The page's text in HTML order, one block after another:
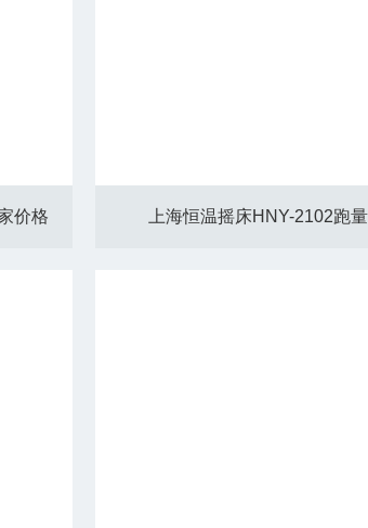
价格 上海恒温摇床HNY-2102跑